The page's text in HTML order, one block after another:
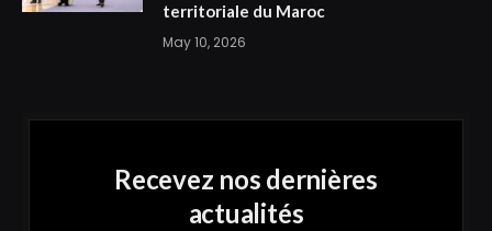
territoriale du Maroc
May 10, 2026
Recevez nos dernières
actualités